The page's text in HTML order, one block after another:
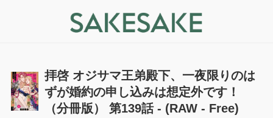
拝啓 オジサマ王弟殿下、一夜限りのは
ずが婚約の申し込みは想定外です！
（分冊版） 第139話 - (RAW - Free)